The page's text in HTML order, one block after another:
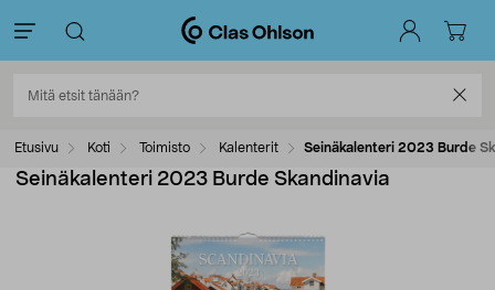
Etusivu Koti Toimisto Kalenterit Seinäkalenteri 2023 Burde
Seinäkalenteri 2023 Burde Skandinavia